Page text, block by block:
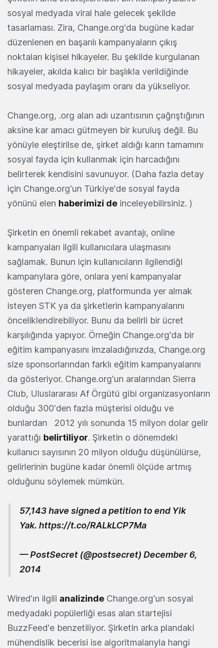
sosyal medyada viral hale gelecek şekilde
tasarlaması. Zira, Change.org'da bugüne kadar
düzenlenen en başarılı kampanyaların çıkış
noktaları kişisel hikayeler. Bu şekilde kurgulanan
hikayeler, akılda kalıcı bir başlıkla verildiğinde
sosyal medyada paylaşım oranı da yükseliyor.
Change.org, .org alan adı uzantısının çağrıştığının
aksine kar amacı gütmeyen bir kuruluş değil. Bu
yönüyle eleştirilse de, şirket aldığı karın tamamını
sosyal fayda için kullanmak için harcadığını
belirterek kendisini savunuyor. (Daha fazla detay
için Change.org'un Türkiye'de sosyal fayda
yönünü elen haberimizi de inceleyebilirsiniz. )
Şirketin en önemli rekabet avantajı, online
kampanyaları ilgili kullanıcılara ulaşmasını
sağlamak. Bunun için kullanıcıların ilgilendiği
kampanylara göre, onlara yeni kampanyalar
gösteren Change.org, platformunda yer almak
isteyen STK ya da şirketlerin kampanyalarını
önceliklendirebiliyor. Bunu da belirli bir ücret
karşılığında yapıyor. Örneğin Change.org'da bir
eğitim kampanyasını imzaladığınızda, Change.org
size sponsorlarından farklı eğitim kampanyalarını
da gösteriyor. Change.org'un aralarından Sierra
Club, Uluslararası Af Örgütü gibi organizasyonların
olduğu 300'den fazla müşterisi olduğu ve
bunlardan 2012 yılı sonunda 15 milyon dolar gelir
yarattığı belirtiliyor. Şirketin o dönemdeki
kullanıcı sayısının 20 milyon olduğu düşünülürse,
gelirlerinin bugüne kadar önemli ölçüde artmış
olduğunu söylemek mümkün.
57,143 have signed a petition to end Yik
Yak. https://t.co/RALkLCP7Ma
— PostSecret (@postsecret) December 6,
2014
Wired'ın ilgili analizinde Change.org'un sosyal
medyadaki popülerliği esas alan startejisi
BuzzFeed'e benzetiliyor. Şirketin arka plandaki
mühendislik becerisi ise algoritmalarıyla hangi